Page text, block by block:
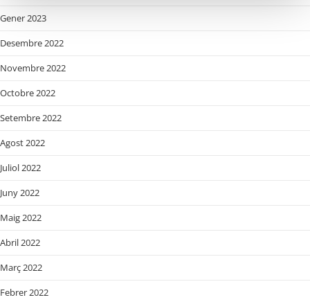
Gener 2023
Desembre 2022
Novembre 2022
Octobre 2022
Setembre 2022
Agost 2022
Juliol 2022
Juny 2022
Maig 2022
Abril 2022
Març 2022
Febrer 2022